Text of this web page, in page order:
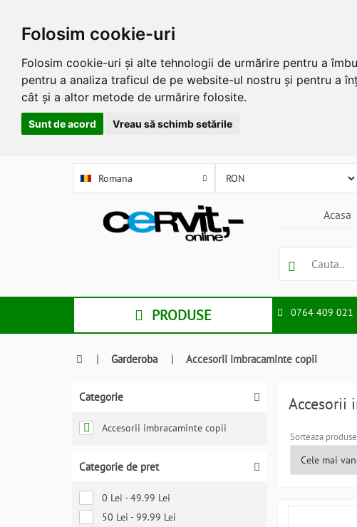
Folosim cookie-uri
Folosim cookie-uri și alte tehnologii de urmărire pentru a
pentru a analiza traficul de pe website-ul nostru și pentru a
cât și a altor metode de urmărire folosite.
Sunt de acord Vreau să schimb setările
Romana
Acasa
PRODUSE 0764 409 021
| Garderoba | Accesorii imbracaminte copii
Categorie
Accesorii imbracaminte copii
Categorie de pret
0 Lei - 49.99 Lei
50 Lei - 99.99 Lei
Accesorii
Sorteaza